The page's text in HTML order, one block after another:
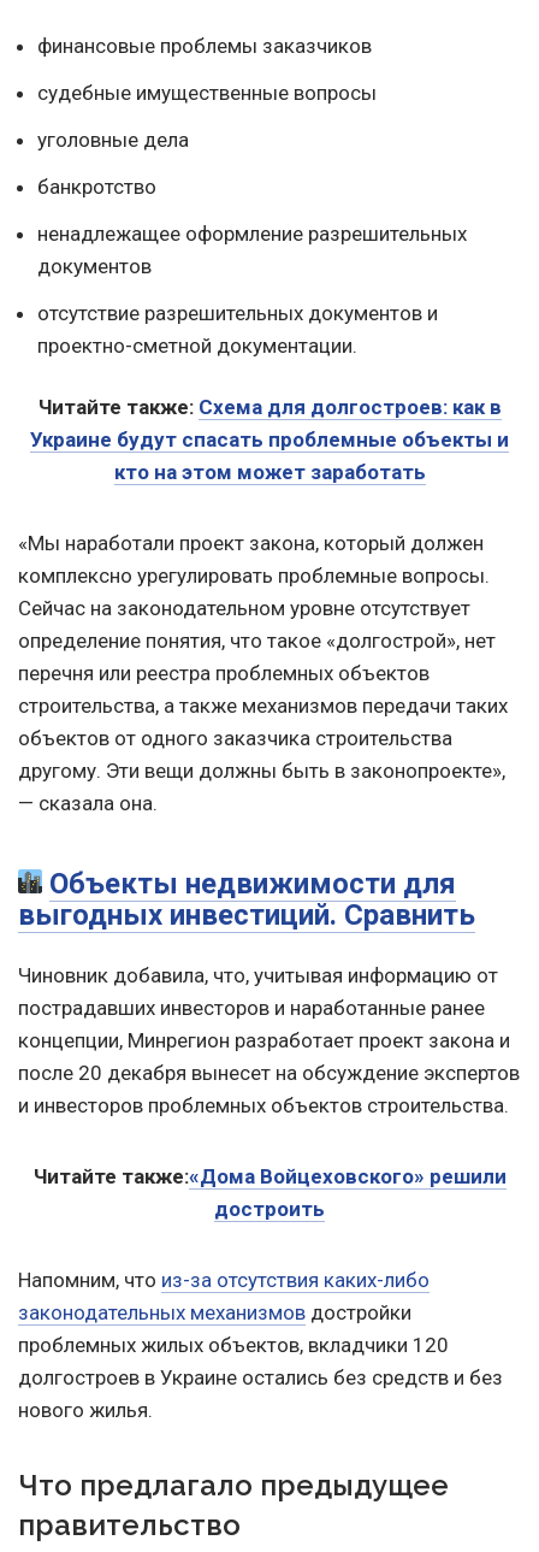
финансовые проблемы заказчиков
судебные имущественные вопросы
уголовные дела
банкротство
ненадлежащее оформление разрешительных
документов
отсутствие разрешительных документов и
проектно-сметной документации.
Читайте также: Схема для долгостроев: как в
Украине будут спасать проблемные объекты и
кто на этом может заработать
«Мы наработали проект закона, который должен
комплексно урегулировать проблемные вопросы.
Сейчас на законодательном уровне отсутствует
определение понятия, что такое «долгострой», нет
перечня или реестра проблемных объектов
строительства, а также механизмов передачи таких
объектов от одного заказчика строительства
другому. Эти вещи должны быть в законопроекте»,
— сказала она.
Объекты недвижимости для
выгодных инвестиций. Сравнить
Чиновник добавила, что, учитывая информацию от
пострадавших инвесторов и наработанные ранее
концепции, Минрегион разработает проект закона и
после 20 декабря вынесет на обсуждение экспертов
и инвесторов проблемных объектов строительства.
Читайте также:«Дома Войцеховского» решили
достроить
Напомним, что из-за отсутствия каких-либо
законодательных механизмов достройки
проблемных жилых объектов, вкладчики 120
долгостроев в Украине остались без средств и без
нового жилья.
Что предлагало предыдущее
правительство